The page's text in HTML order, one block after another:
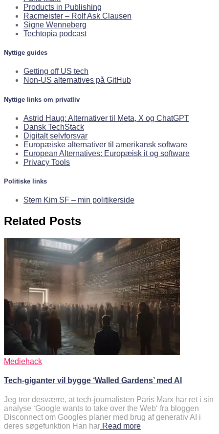
Products in Publishing
Racmeister – Rolf Ask Clausen
Signe Wenneberg
Techtopia podcast
Nyttige guides
Getting off US tech
Non-US alternatives på GitHub
Nyttige links om privatliv
Astrid Haug: Alternativer til Meta, X og ChatGPT
Dansk TechStack
Digitalt selvforsvar
Europæiske alternativer til amerikansk software
European Alternatives: Europæisk it og software
Privacy Tools
Politiske links
Stem Kim SF – min politikerside
Related Posts
Mediehack
Tech-giganter vil bygge ‘Walled Gardens’ med AI
Jeg tror desværre, at tech-journalisten Paris Marx har ret i sin
analyse ‘Google wants to take over the Web‘ fra bloggen
Disconnect om Googles planer med brug af generativ AI i
deres søgefunktion Han har Read more